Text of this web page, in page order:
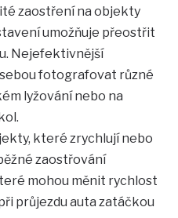
zaostření na objekty
umožňuje přeostřit
Nejefektivnější
fotografovat různé
lyžování nebo na
které zrychlují nebo
zaostřování
mohou měnit rychlost
průjezdu auta zatáčkou